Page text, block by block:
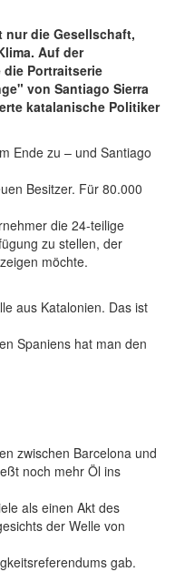
die Gesellschaft,
Auf der
die Portraitserie
von Santiago Sierra
katalanische Politiker
Ende zu – und Santiago
Besitzer. Für 80.000
die 24-teilige
zu stellen, der
möchte.
aus Katalonien. Das ist
Spaniens hat man den
zwischen Barcelona und
noch mehr Öl ins
als einen Akt des
der Welle von
gab.